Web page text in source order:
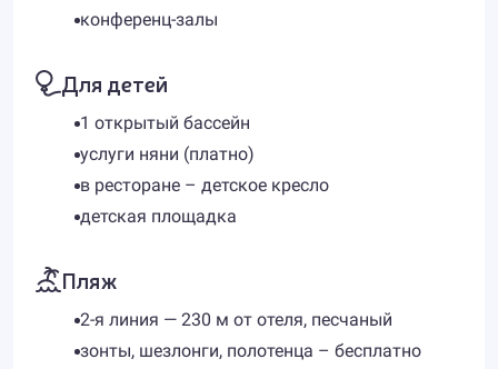
конференц-залы
Для детей
1 открытый бассейн
услуги няни (платно)
в ресторане – детское кресло
детская площадка
Пляж
2-я линия — 230 м от отеля, песчаный
зонты, шезлонги, полотенца – бесплатно